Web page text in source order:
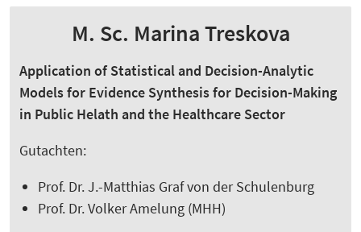
M. Sc. Marina Treskova
Application of Statistical and Decision-Analytic
Models for Evidence Synthesis for Decision-Making
in Public Helath and the Healthcare Sector
Gutachten:
Prof. Dr. J.-Matthias Graf von der Schulenburg
Prof. Dr. Volker Amelung (MHH)